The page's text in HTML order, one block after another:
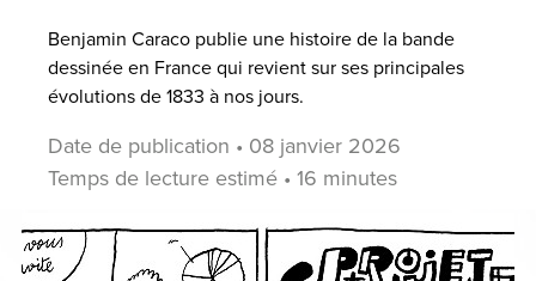
Benjamin Caraco publie une histoire de la bande
dessinée en France qui revient sur ses principales
évolutions de 1833 à nos jours.
Date de publication • 08 janvier 2026
Temps de lecture estimé • 16 minutes